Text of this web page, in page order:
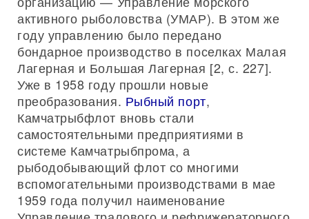
активного рыболовства (УМАР). В этом же
году управлению было передано
бондарное производство в поселках Малая
Лагерная и Большая Лагерная [2, с. 227].
Уже в 1958 году прошли новые
преобразования. Рыбный порт,
Камчатрыбфлот вновь стали
самостоятельными предприятиями в
системе Камчатрыбпрома, а
рыбодобывающий флот со многими
вспомогательными производствами в мае
1959 года получил наименование